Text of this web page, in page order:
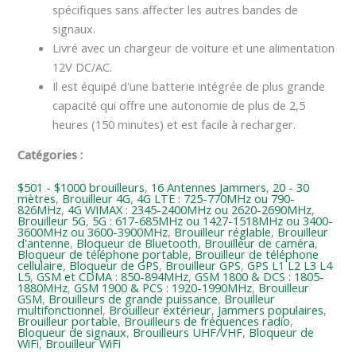
spécifiques sans affecter les autres bandes de
signaux.
Livré avec un chargeur de voiture et une alimentation
12V DC/AC.
Il est équipé d'une batterie intégrée de plus grande
capacité qui offre une autonomie de plus de 2,5
heures (150 minutes) et est facile à recharger.
Catégories :
$501 - $1000 brouilleurs, 16 Antennes Jammers, 20 - 30
mètres, Brouilleur 4G, 4G LTE : 725-770MHz ou 790-
826MHz, 4G WIMAX : 2345-2400MHz ou 2620-2690MHz,
Brouilleur 5G, 5G : 617-685MHz ou 1427-1518MHz ou 3400-
3600MHz ou 3600-3900MHz, Brouilleur réglable, Brouilleur
d'antenne, Bloqueur de Bluetooth, Brouilleur de caméra,
Bloqueur de téléphone portable, Brouilleur de téléphone
cellulaire, Bloqueur de GPS, Brouilleur GPS,GPS L1 L2 L3 L4
L5,GSM et CDMA : 850-894MHz,GSM 1800 & DCS : 1805-
1880MHz,GSM 1900 & PCS : 1920-1990MHz, Brouilleur
GSM, Brouilleurs de grande puissance, Brouilleur
multifonctionnel, Brouilleur extérieur,Jammers populaires,
Brouilleur portable, Brouilleurs de fréquences radio,
Bloqueur de signaux, Brouilleurs UHF/VHF, Bloqueur de
WiFi, Brouilleur WiFi